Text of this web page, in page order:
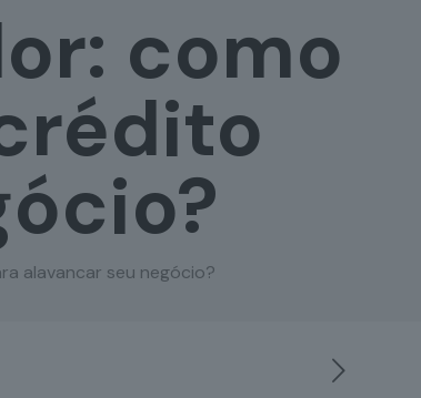
como
alavancar seu negócio?